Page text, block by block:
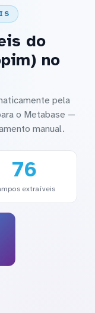
do
no
pela
o Metabase —
manual.
76
extraíveis